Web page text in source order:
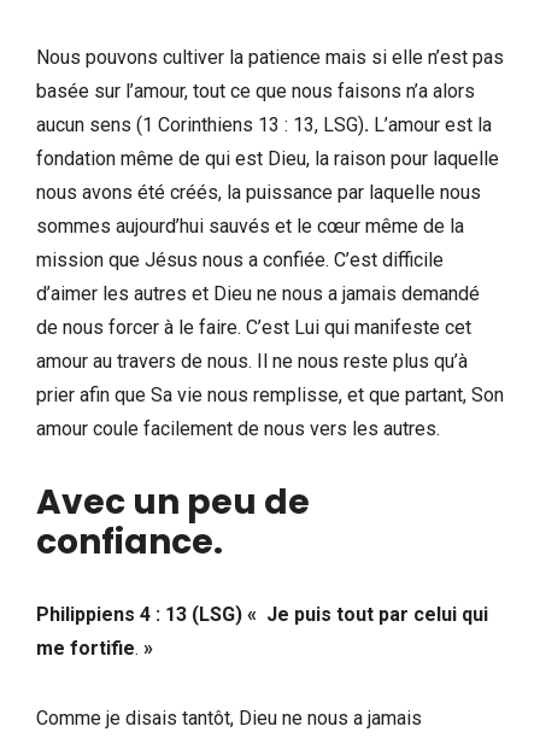
Nous pouvons cultiver la patience mais si elle n’est pas
basée sur l’amour, tout ce que nous faisons n’a alors
aucun sens (1 Corinthiens 13 : 13, LSG). L’amour est la
fondation même de qui est Dieu, la raison pour laquelle
nous avons été créés, la puissance par laquelle nous
sommes aujourd’hui sauvés et le cœur même de la
mission que Jésus nous a confiée. C’est difficile
d’aimer les autres et Dieu ne nous a jamais demandé
de nous forcer à le faire. C’est Lui qui manifeste cet
amour au travers de nous. Il ne nous reste plus qu’à
prier afin que Sa vie nous remplisse, et que partant, Son
amour coule facilement de nous vers les autres.
Avec un peu de
confiance.
Philippiens 4 : 13 (LSG) « Je puis tout par celui qui
me fortifie. »
Comme je disais tantôt, Dieu ne nous a jamais